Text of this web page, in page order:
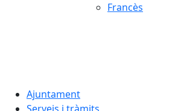
Francès
Ajuntament